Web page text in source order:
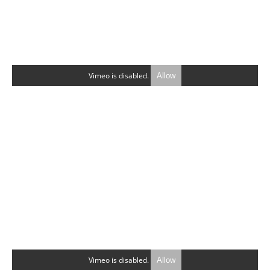
Vimeo is disabled. Allow
Vimeo is disabled. Allow